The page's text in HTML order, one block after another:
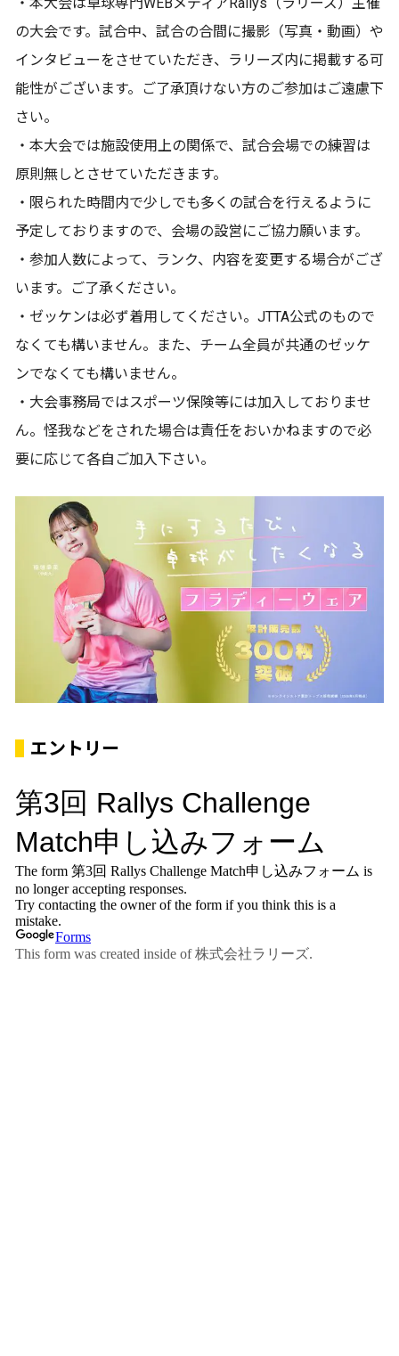
の⼤会です。試合中、試合の合間に撮影（写真・動画）や
インタビューをさせていただき、ラリーズ内に掲載する可
能性がございます。ご了承頂けない⽅のご参加はご遠慮下
さい。
・本⼤会では施設使用上の関係で、試合会場での練習は
原則無しとさせていただきます。
・限られた時間内で少しでも多くの試合を行えるように
予定しておりますので、会場の設営にご協力願います。
・参加人数によって、ランク、内容を変更する場合がござ
います。ご了承ください。
・ゼッケンは必ず着用してください。JTTA公式のもので
なくても構いません。また、チーム全員が共通のゼッケ
ンでなくても構いません。
・大会事務局ではスポーツ保険等には加入しておりませ
ん。怪我などをされた場合は責任をおいかねますので必
要に応じて各自ご加入下さい。
エントリー